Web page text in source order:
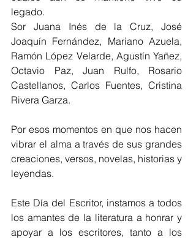
legado.
Sor Juana Inés de la Cruz, José
Joaquín Fernández, Mariano Azuela,
Ramón López Velarde, Agustín Yañez,
Octavio Paz, Juan Rulfo, Rosario
Castellanos, Carlos Fuentes, Cristina
Rivera Garza.
Por esos momentos en que nos hacen
vibrar el alma a través de sus grandes
creaciones, versos, novelas, historias y
leyendas.
Este Día del Escritor, instamos a todos
los amantes de la literatura a honrar y
apoyar a los escritores, tanto a los